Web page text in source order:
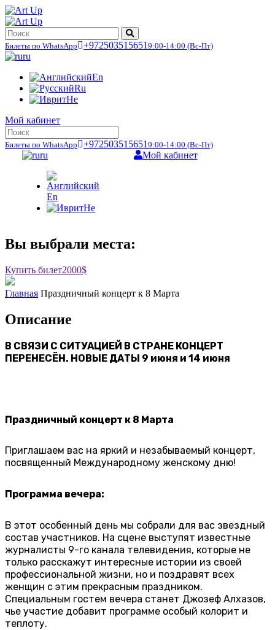
Билеты по WhatsApp +972503515651 9:00-14:00 (Вс-Пт)
ru
En
Ru
He
Мой кабинет
Билеты по WhatsApp +972503515651 9:00-14:00 (Вс-Пт)
ru
En
He
Мой кабинет
Вы выбрали места:
Купить билет2000$
Главная Праздничный концерт к 8 Марта
Описание
В СВЯЗИ С СИТУАЦИЕЙ В СТРАНЕ КОНЦЕРТ
ПЕРЕНЕСЁН. НОВЫЕ ДАТЫ 9 июня и 14 июня
Праздничный концерт к 8 Марта
Приглашаем вас на яркий и незабываемый концерт,
посвященный Международному женскому дню!
Программа вечера:
В этот особенный день мы собрали для вас звездный
состав участников. На сцене выступят известные
журналисты 9-го канала телевидения, которые не
только расскажут интересные истории из своей
профессиональной жизни, но и поздравят всех
женщин с этим прекрасным праздником.
Специальным гостем вечера станет Джозеф Алхазов,
чье участие добавит программе особый колорит и
теплоту.